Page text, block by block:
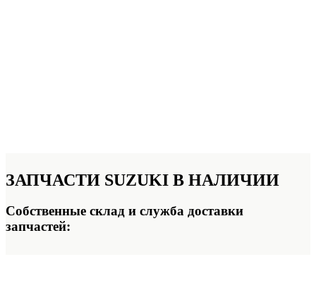
ЗАПЧАСТИ SUZUKI В НАЛИЧИИ
Собственные склад и служба доставки
запчастей: